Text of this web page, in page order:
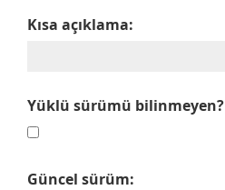
Kısa açıklama:
Yüklü sürümü bilinmeyen?
Güncel sürüm: